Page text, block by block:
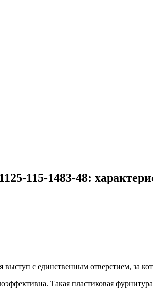
115-1483-48:
с единственным отверстием, за
Такая пластиковая